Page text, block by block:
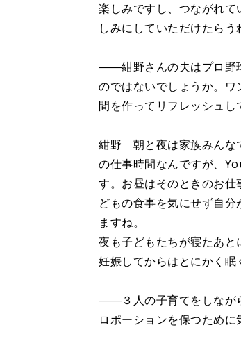
楽しみですし、つながれ
しみにしていただけたらう
――紺野さんの夫はプロ野
のではないでしょうか。
間を作ってリフレッシュし
紺野 朝と夜は家族みんな
の仕事時間なんですが、
す。お昼はそのときのお
どもの食事を気にせず自
ますね。
夜も子どもたちが寝たあ
妊娠してからはとにかく眠
――３人の子育てをしなが
ロポーションを保つため